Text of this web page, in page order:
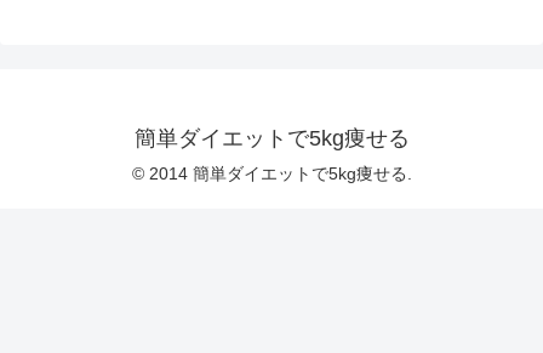
簡単ダイエットで5kg痩せる
© 2014 簡単ダイエットで5kg痩せる.